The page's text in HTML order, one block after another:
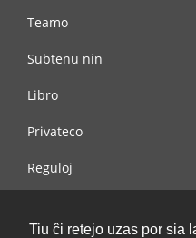
Tiu ĉi retejo uzas por sia
Teamo
Subtenu nin
Libro
Privateco
Reguloj